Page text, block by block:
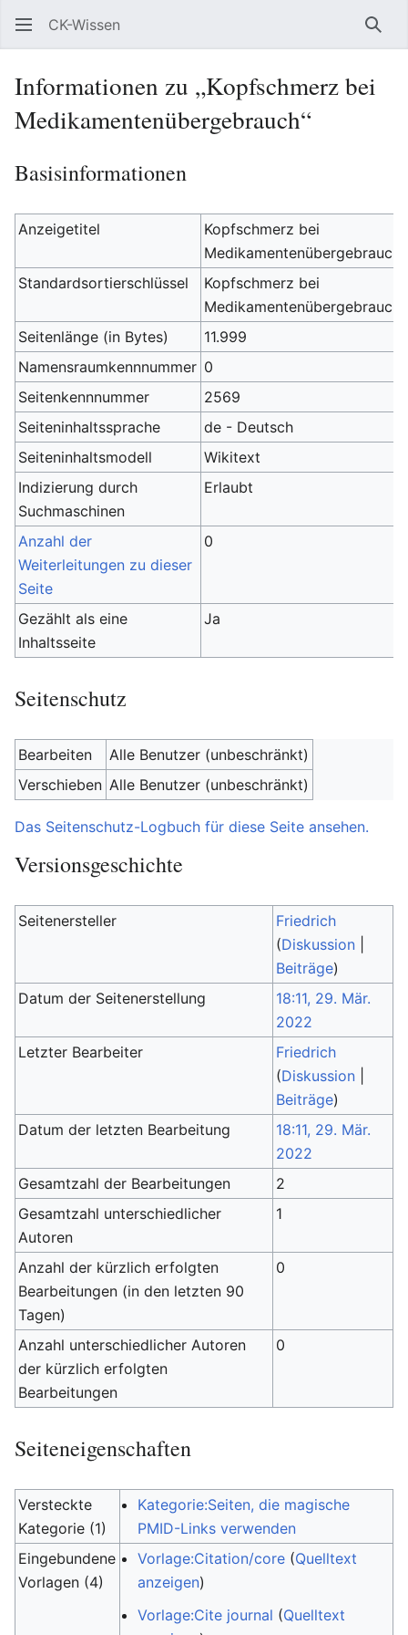
CK-Wissen
Informationen zu „Kopfschmerz bei
Medikamentenübergebrauch“
Basisinformationen
Anzeigetitel
Kopfschmerz bei
Medikamentenübergebrauch
Standardsortierschlüssel
Kopfschmerz bei
Medikamentenübergebrauch
Seitenlänge (in Bytes)
11.999
Namensraumkennnummer 0
Seitenkennnummer
2569
Seiteninhaltssprache
de - Deutsch
Seiteninhaltsmodell
Wikitext
Indizierung durch
Suchmaschinen
Erlaubt
Anzahl der
Weiterleitungen zu dieser
Seite
0
Gezählt als eine
Inhaltsseite
Ja
Seitenschutz
Bearbeiten
Alle Benutzer (unbeschränkt)
Verschieben Alle Benutzer (unbeschränkt)
Das Seitenschutz-Logbuch für diese Seite ansehen.
Versionsgeschichte
Seitenersteller
Friedrich
(Diskussion
Beiträge)
Datum der Seitenerstellung
18:11, 29. Mär.
2022
Letzter Bearbeiter
Friedrich
(Diskussion
Beiträge)
Datum der letzten Bearbeitung
18:11, 29. Mär.
2022
Gesamtzahl der Bearbeitungen
2
Gesamtzahl unterschiedlicher
Autoren
1
Anzahl der kürzlich erfolgten
Bearbeitungen (in den letzten 90
Tagen)
0
Anzahl unterschiedlicher Autoren
der kürzlich erfolgten
Bearbeitungen
0
Seiteneigenschaften
Versteckte
Kategorie (1)
Kategorie:Seiten, die magische
PMID-Links verwenden
Eingebundene
Vorlagen (4)
Vorlage:Citation/core (Quelltext
anzeigen)
Vorlage:Cite journal (Quelltext